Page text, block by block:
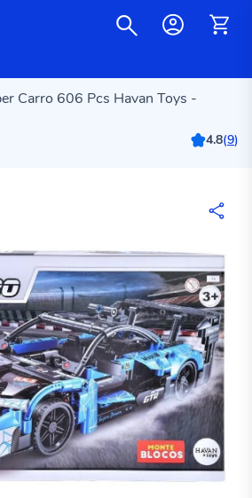
Carro 606 Pcs Havan Toys -
4.8(9)